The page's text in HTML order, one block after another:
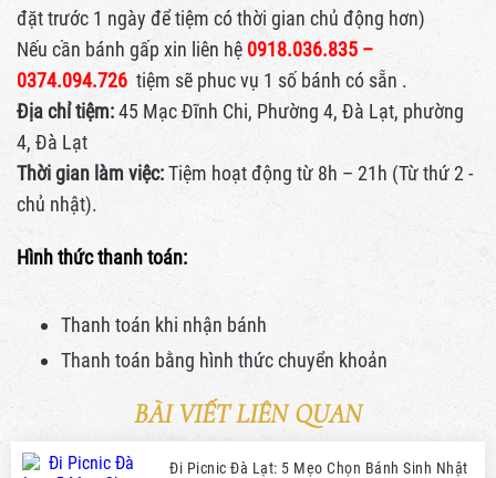
đặt trước 1 ngày để tiệm có thời gian chủ động hơn)
Nếu cần bánh gấp xin liên hệ 0918.036.835 –
0374.094.726 tiệm sẽ phuc vụ 1 số bánh có sẵn .
Địa chỉ tiệm:45 Mạc Đĩnh Chi, Phường 4, Đà Lạt, phường
4, Đà Lạt
Thời gian làm việc:Tiệm hoạt động từ 8h – 21h (Từ thứ 2 -
chủ nhật).
Hình thức thanh toán:
Thanh toán khi nhận bánh
Thanh toán bằng hình thứcchuyển khoản
BÀI VIẾT LIÊN QUAN
Đi Picnic Đà Lạt: 5 Mẹo Chọn Bánh Sinh Nhật